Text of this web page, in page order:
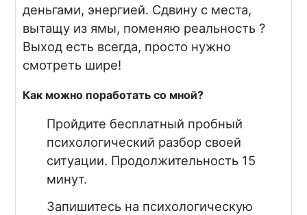
деньгами, энергией. Сдвину с места,
вытащу из ямы, поменяю реальность ?
Выход есть всегда, просто нужно
смотреть шире!
Как можно поработать со мной?
Пройдите бесплатный пробный
психологический разбор своей
ситуации. Продолжительность 15
минут.
Запишитесь на психологическую